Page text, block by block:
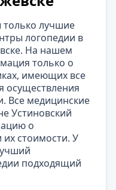
только лучшие
логопедии в
На нашем
только о
имеющих все
осуществления
Все медицинские
Устиновский
о
их стоимости. У
подходящий